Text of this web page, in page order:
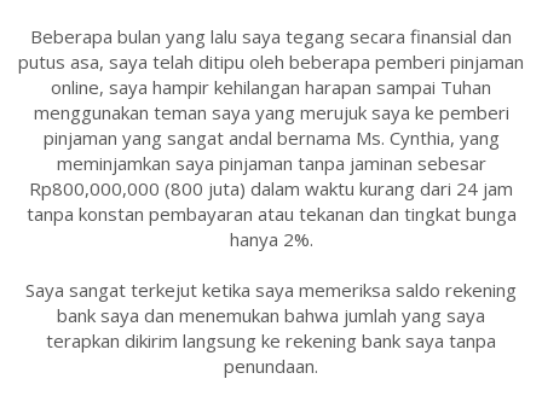
Beberapa bulan yang lalu saya tegang secara finansial dan
putus asa, saya telah ditipu oleh beberapa pemberi pinjaman
online, saya hampir kehilangan harapan sampai Tuhan
menggunakan teman saya yang merujuk saya ke pemberi
pinjaman yang sangat andal bernama Ms. Cynthia, yang
meminjamkan saya pinjaman tanpa jaminan sebesar
Rp800,000,000 (800 juta) dalam waktu kurang dari 24 jam
tanpa konstan pembayaran atau tekanan dan tingkat bunga
hanya 2%.
Saya sangat terkejut ketika saya memeriksa saldo rekening
bank saya dan menemukan bahwa jumlah yang saya
terapkan dikirim langsung ke rekening bank saya tanpa
penundaan.